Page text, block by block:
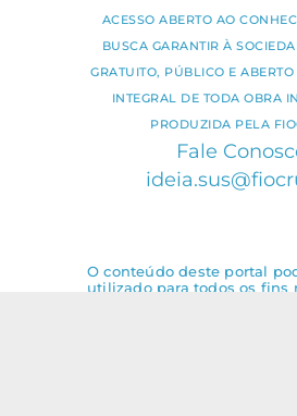
ACESSO ABERTO AO
BUSCA GARANTIR À
GRATUITO, PÚBLICO E
INTEGRAL DE TODA OBRA
PRODUZIDA PELA
Fale
O conteúdo deste portal
utilizado para todos os fins